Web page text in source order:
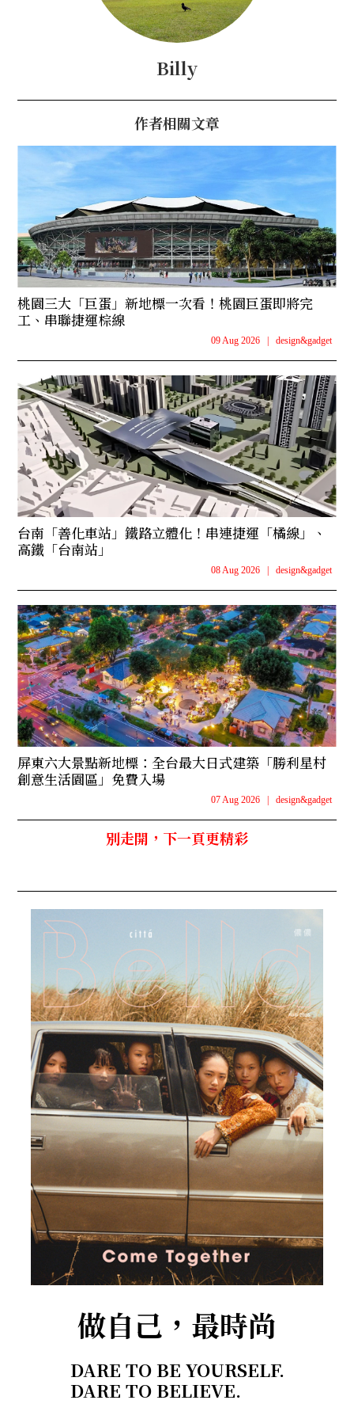
Billy
作者相關文章
桃園三大「巨蛋」新地標一次看！桃園巨蛋即將完
工、串聯捷運棕線
09 Aug 2026 design&gadget
台南「善化車站」鐵路立體化！串連捷運「橘線」、
高鐵「台南站」
08 Aug 2026 design&gadget
屏東六大景點新地標：全台最大日式建築「勝利星村
創意生活園區」免費入場
07 Aug 2026 design&gadget
別走開，下一頁更精彩
做自己，最時尚
DARE TO BE YOURSELF.
DARE TO BELIEVE.